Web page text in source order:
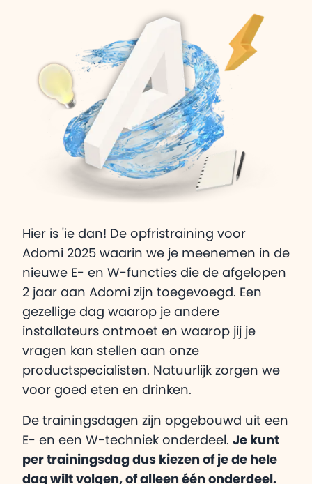
Hier is 'ie dan! De opfristraining voor
Adomi 2025 waarin we je meenemen in de
nieuwe E- en W-functies die de afgelopen
2 jaar aan Adomi zijn toegevoegd. Een
gezellige dag waarop je andere
installateurs ontmoet en waarop jij je
vragen kan stellen aan onze
productspecialisten. Natuurlijk zorgen we
voor goed eten en drinken.
De trainingsdagen zijn opgebouwd uit een
E- en een W-techniek onderdeel. Je kunt
per trainingsdag dus kiezen of je de hele
dag wilt volgen, of alleen één onderdeel.